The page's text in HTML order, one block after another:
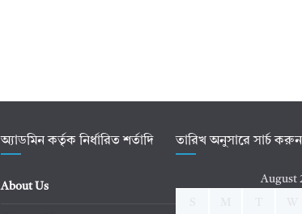
অ্যাডমিন কর্তৃক নির্ধারিত শর্তাদি
About Us
তারিখ অনুসারে সার্চ
August